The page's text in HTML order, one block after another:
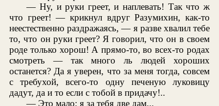
— Ну, и руки греет, и наплевать! Так что ж
что греет! — крикнул вдруг Разумихин, как-то
неестественно раздражаясь, — я разве хвалил тебе
то, что он руки греет? Я говорил, что он в своем
роде только хорош! А прямо-то, во всех-то родах
смотреть — так много ль людей хороших
останется? Да я уверен, что за меня тогда, совсем
с требухой, всего-то одну печеную луковицу
дадут, да и то если с тобой в придачу!..
— Это мало; я за тебя две дам...